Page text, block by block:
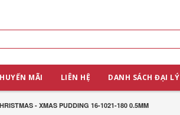
MÃI LIÊN HỆ DANH SÁCH ĐẠI LÝ
- XMAS PUDDING 16-1021-180 0.5MM